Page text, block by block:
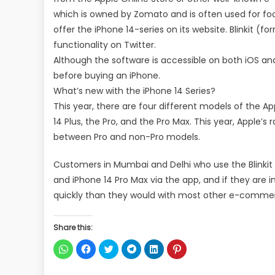
which is owned by Zomato and is often used for
offer the iPhone 14-series on its website. Blinkit
functionality on Twitter.
Although the software is accessible on both iOS
before buying an iPhone.
What’s new with the iPhone 14 Series?
This year, there are four different models of the
14 Plus, the Pro, and the Pro Max. This year,
between Pro and non-Pro models.
Customers in Mumbai and Delhi who use the Blinkit
and iPhone 14 Pro Max via the app, and if they
quickly than they would with most other e-
Share this:
Click
to
share
Click
to
share
Click
to
share
Click
to
share
Click
to
share
Click
to